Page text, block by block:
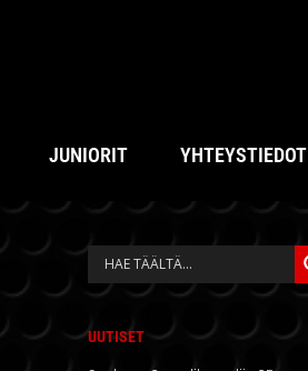
JUNIORIT YHTEYSTIEDOT
ENSISIJAINEN
SIVUPALKKI
UUTISET